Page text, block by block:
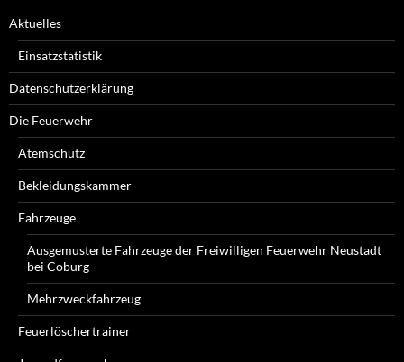
Aktuelles
Einsatzstatistik
Datenschutzerklärung
Die Feuerwehr
Atemschutz
Bekleidungskammer
Fahrzeuge
Ausgemusterte Fahrzeuge der Freiwilligen Feuerwehr Neustadt
bei Coburg
Mehrzweckfahrzeug
Feuerlöschertrainer